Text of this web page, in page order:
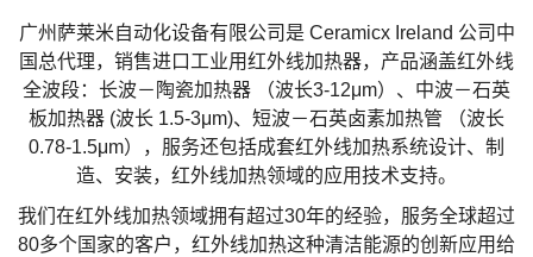
广州萨莱米自动化设备有限公司是 Ceramicx Ireland 公司中
国总代理，销售进口工业用红外线加热器，产品涵盖红外线
全波段：长波－陶瓷加热器 （波长3-12μm）、中波－石英
板加热器 (波长 1.5-3μm)、短波－石英卤素加热管 （波长
0.78-1.5μm），服务还包括成套红外线加热系统设计、制
造、安装，红外线加热领域的应用技术支持。
我们在红外线加热领域拥有超过30年的经验，服务全球超过
80多个国家的客户，红外线加热这种清洁能源的创新应用给
4
5
6